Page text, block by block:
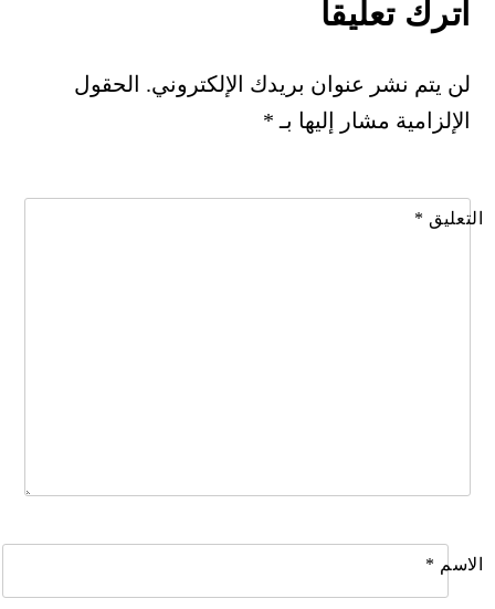
اترك تعليقاً
لن يتم نشر عنوان بريدك الإلكتروني. الحقول
الإلزامية مشار إليها بـ *
التعليق *
الاسم *